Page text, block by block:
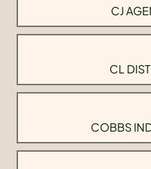
CJ
CL
COBBS